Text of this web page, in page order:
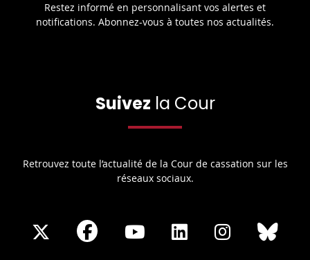
Restez informé en personnalisant vos alertes et
notifications. Abonnez-vous à toutes nos actualités.
Suivez la Cour
Retrouvez toute l’actualité de la Cour de cassation sur les
réseaux sociaux.
ShareShare
Share
Share
Share